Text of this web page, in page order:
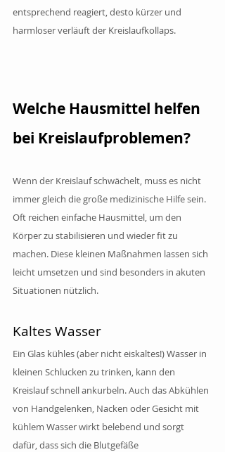
entsprechend reagiert, desto kürzer und
harmloser verläuft der Kreislaufkollaps.
Welche Hausmittel helfen
bei Kreislaufproblemen?
Wenn der Kreislauf schwächelt, muss es nicht
immer gleich die große medizinische Hilfe sein.
Oft reichen einfache Hausmittel, um den
Körper zu stabilisieren und wieder fit zu
machen. Diese kleinen Maßnahmen lassen sich
leicht umsetzen und sind besonders in akuten
Situationen nützlich.
Kaltes Wasser
Ein Glas kühles (aber nicht eiskaltes!) Wasser in
kleinen Schlucken zu trinken, kann den
Kreislauf schnell ankurbeln. Auch das Abkühlen
von Handgelenken, Nacken oder Gesicht mit
kühlem Wasser wirkt belebend und sorgt
dafür, dass sich die Blutgefäße